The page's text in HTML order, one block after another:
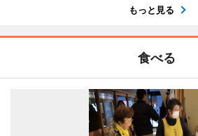
もっと見る
食べる